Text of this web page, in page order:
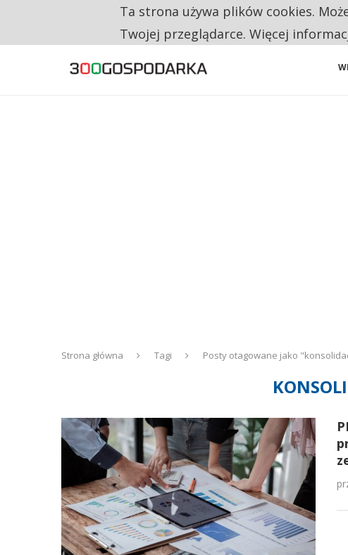
TRZECH NA CZTERECH PONOWNIE ZAŁOŻYŁOBY
Strona główna Tagi Posty otagowane jako
Ta strona używa plików cookies.
Twojej przeglądarce. Więcej